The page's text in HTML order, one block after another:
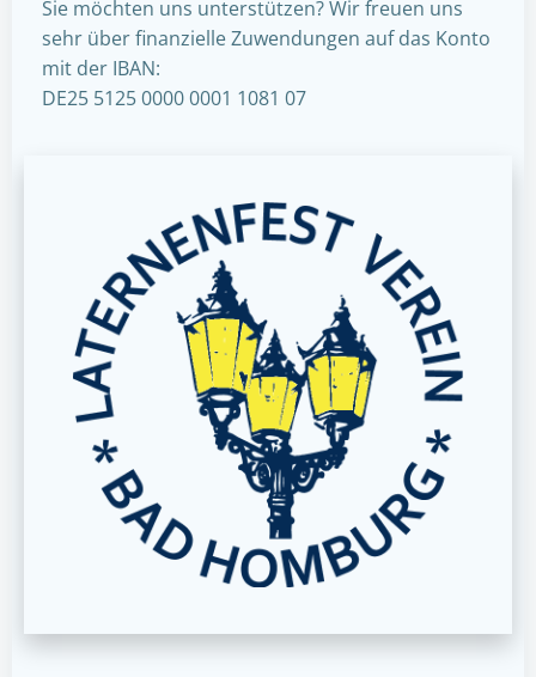
Sie möchten uns unterstützen? Wir freuen uns
sehr über finanzielle Zuwendungen auf das Konto
mit der IBAN:
DE25 5125 0000 0001 1081 07